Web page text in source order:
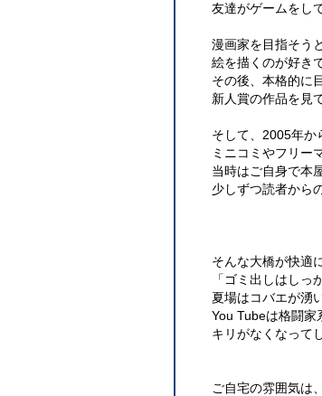
友達がゲームをし
漫画家を目指そう
絵を描くのが好き
その後、本格的に
新人賞の作品を見
そして、2005年か
ミニコミやフリー
当時はご自身で本
少しずつ読者から
そんな大橋が快適
「ゴミ出しはしっ
夏場はコバエが湧
You Tubeは格闘家
キリがなくなって
ご自宅の雰囲気は